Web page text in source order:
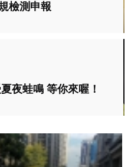
檢測申報
夜蛙鳴 等你來喔！